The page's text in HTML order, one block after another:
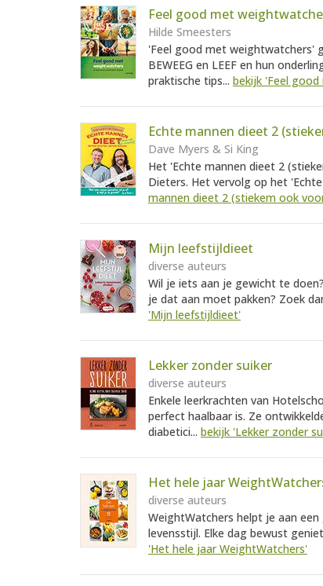
Feel good met
Hilde Smeesters
'Feel good met weightwatchers'
BEWEEG en LEEF en hun
praktische tips... bekijk 'Feel
Echte mannen dieet 2
Dave Myers & Si King
Het 'Echte mannen dieet 2
Dieters. Het vervolg op het
mannen dieet 2 (stiekem ook
Mijn leefstijldieet
diverse auteurs
Wil je iets aan je gewicht te
je dat aan moet pakken? Zoek
'Mijn leefstijldieet'
Lekker zonder suiker
diverse auteurs
Enkele leerkrachten van
perfect haalbaar is. Ze
diabetici... bekijk 'Lekker zonder
Het hele jaar
diverse auteurs
WeightWatchers helpt je aan
levensstijl. Elke dag bewust
'Het hele jaar WeightWatchers'